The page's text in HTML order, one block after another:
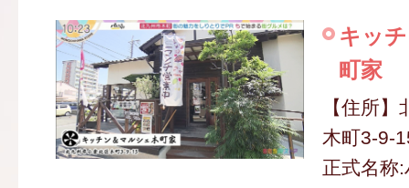
キッ
町家
【住所
木町3-9-
正式名称